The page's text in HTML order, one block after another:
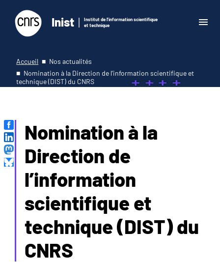
Inist
Institut de l'information scientifique
et technique
Accueil
Nos actualités
Nomination à la Direction de l’information scientifique et
technique (DIST) du CNRS
Nomination à la
Direction de
l’information
scientifique et
technique (DIST) du
CNRS